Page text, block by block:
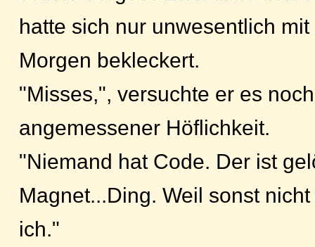
hatte sich nur unwesentlich
Morgen bekleckert.
"Misses,", versuchte er es
angemessener Höflichkeit.
"Niemand hat Code. Der ist
Magnet...Ding. Weil sonst
ich."